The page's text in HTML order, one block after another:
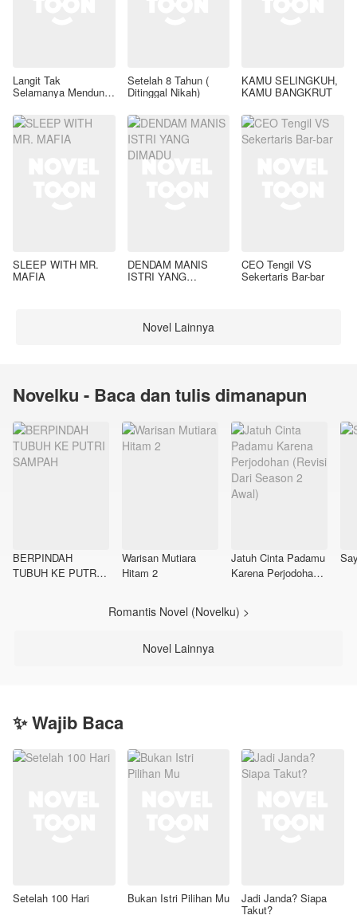
Langit Tak
Selamanya Mendung,
Setelah 8 Tahun (
Ditinggal Nikah)
KAMU SELINGKUH,
KAMU BANGKRUT
SLEEP WITH MR.
MAFIA
DENDAM MANIS
ISTRI YANG
CEO Tengil VS
Sekertaris Bar-bar
Novel Lainnya
Novelku - Baca dan tulis dimanapun
BERPINDAH
TUBUH KE PUTRI
Warisan Mutiara
Hitam 2
Jatuh Cinta Padamu
Karena Perjodohan
Romantis Novel (Novelku) >
Novel Lainnya
✨ Wajib Baca
Setelah 100 Hari Bukan Istri Pilihan Mu Jadi Janda? Siapa
Takut?